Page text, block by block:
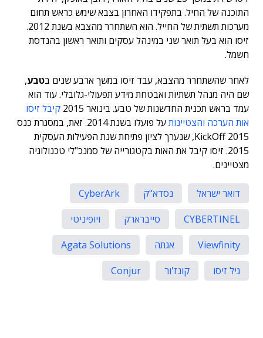
התוכנה של החיל. בתפקידו האחרון בצבא שימש כראש תחום
מערכות תשתית של החייל. הוא השתחרר מהצבא בשנת 2012.
זיסו הוא בעל תואר שני במינהל עסקים ותואר ראשון בהנדסת
חשמל.
לאחר שהשתחרר מהצבא, עבד זיסו במשך ארבע שנים בטבע,
שם היה מנהל תשתיות ואבטחת מידע תפעולי-גלובלי. עוד הוא
עמד בראש תכנית החדשנות של טבע. בינואר 2015
קיבל זיסו
אות הערכה והצטיינות
על פועלו בשנת 2014. זאת, במסגרת כנס
KickOff 2015, שנערך לציון פתיחת שנת הפעילות העסקית
2015. זיסו קיבל את האות בקטגורייה של סמנכ"לי טכנולוגיה
מצטיינים.
דואר ישראל נסדא"ק
CyberArk
CYBERTINEL
סייברארק
ויופיניטי
Viewfinity
אגתה
Agata Solutions
גיל זיסו
קונז'ור Conjur